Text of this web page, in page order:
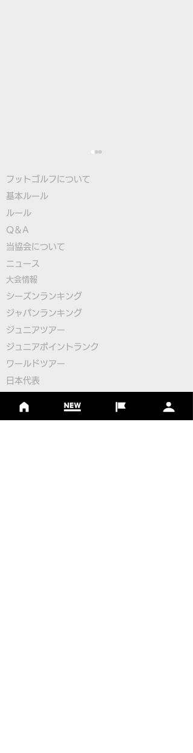
本物のサッカーボールを
使用したフットゴルフゲ
ームアプリ
「FOOTGOLF PUTT
CHALLENGE」誕生！
フットゴルフについて
基本ルール
ルール
Q＆A
​当協会について
​ニュース
大会情報
シーズンランキング
ジャパンランキング
ジュニアツアー
ジュニアポイントランク
​ワールドツアー
​​日本代表
​その他のコース